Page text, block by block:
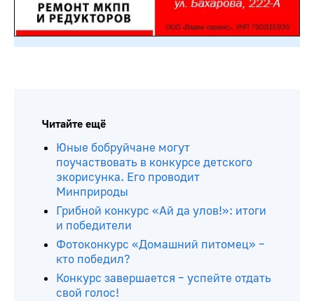
Читайте ещё
Юные бобруйчане могут
поучаствовать в конкурсе детского
экорисунка. Его проводит
Минприроды
Грибной конкурс «Ай да улов!»: итоги
и победители
Фотоконкурс «Домашний питомец» –
кто победил?
Конкурс завершается – успейте отдать
свой голос!